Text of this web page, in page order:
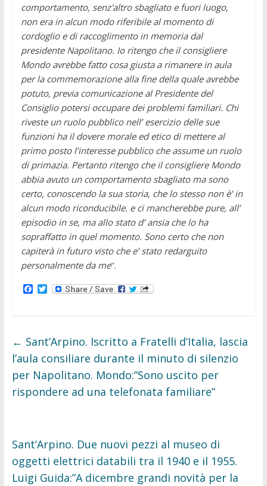
comportamento, senz'altro sbagliato e fuori luogo,
non era in alcun modo riferibile al momento di
cordoglio e di raccoglimento in memoria dal
presidente Napolitano. Io ritengo che il consigliere
Mondo avrebbe fatto cosa giusta a rimanere in aula
per la commemorazione alla fine della quale avrebbe
potuto, previa comunicazione al Presidente del
Consiglio potersi occupare dei problemi familiari. Chi
riveste un ruolo pubblico nell’ esercizio delle sue
funzioni ha il dovere morale ed etico di mettere al
primo posto l’interesse pubblico che assume un ruolo
di primazia. Pertanto ritengo che il consigliere Mondo
abbia avuto un comportamento sbagliato ma sono
certo, conoscendo la sua storia, che lo stesso non è’ in
alcun modo riconducibile. e ci mancherebbe pure, all’
episodio in se, ma allo stato d’ ansia che lo ha
sopraffatto in quel momento. Sono certo che non
capiterà in futuro visto che e’ stato redarguito
personalmente da me".
F
o
o
k
T
e
r
← Sant’Arpino. Iscritto a Fratelli d’Italia, lascia
l’aula consiliare durante il minuto di silenzio
per Napolitano. Mondo:”Sono uscito per
rispondere ad una telefonata familiare”
Sant’Arpino. Due nuovi pezzi al museo di
oggetti elettrici databili tra il 1940 e il 1955.
Luigi Guida:”A dicembre grandi novità per la